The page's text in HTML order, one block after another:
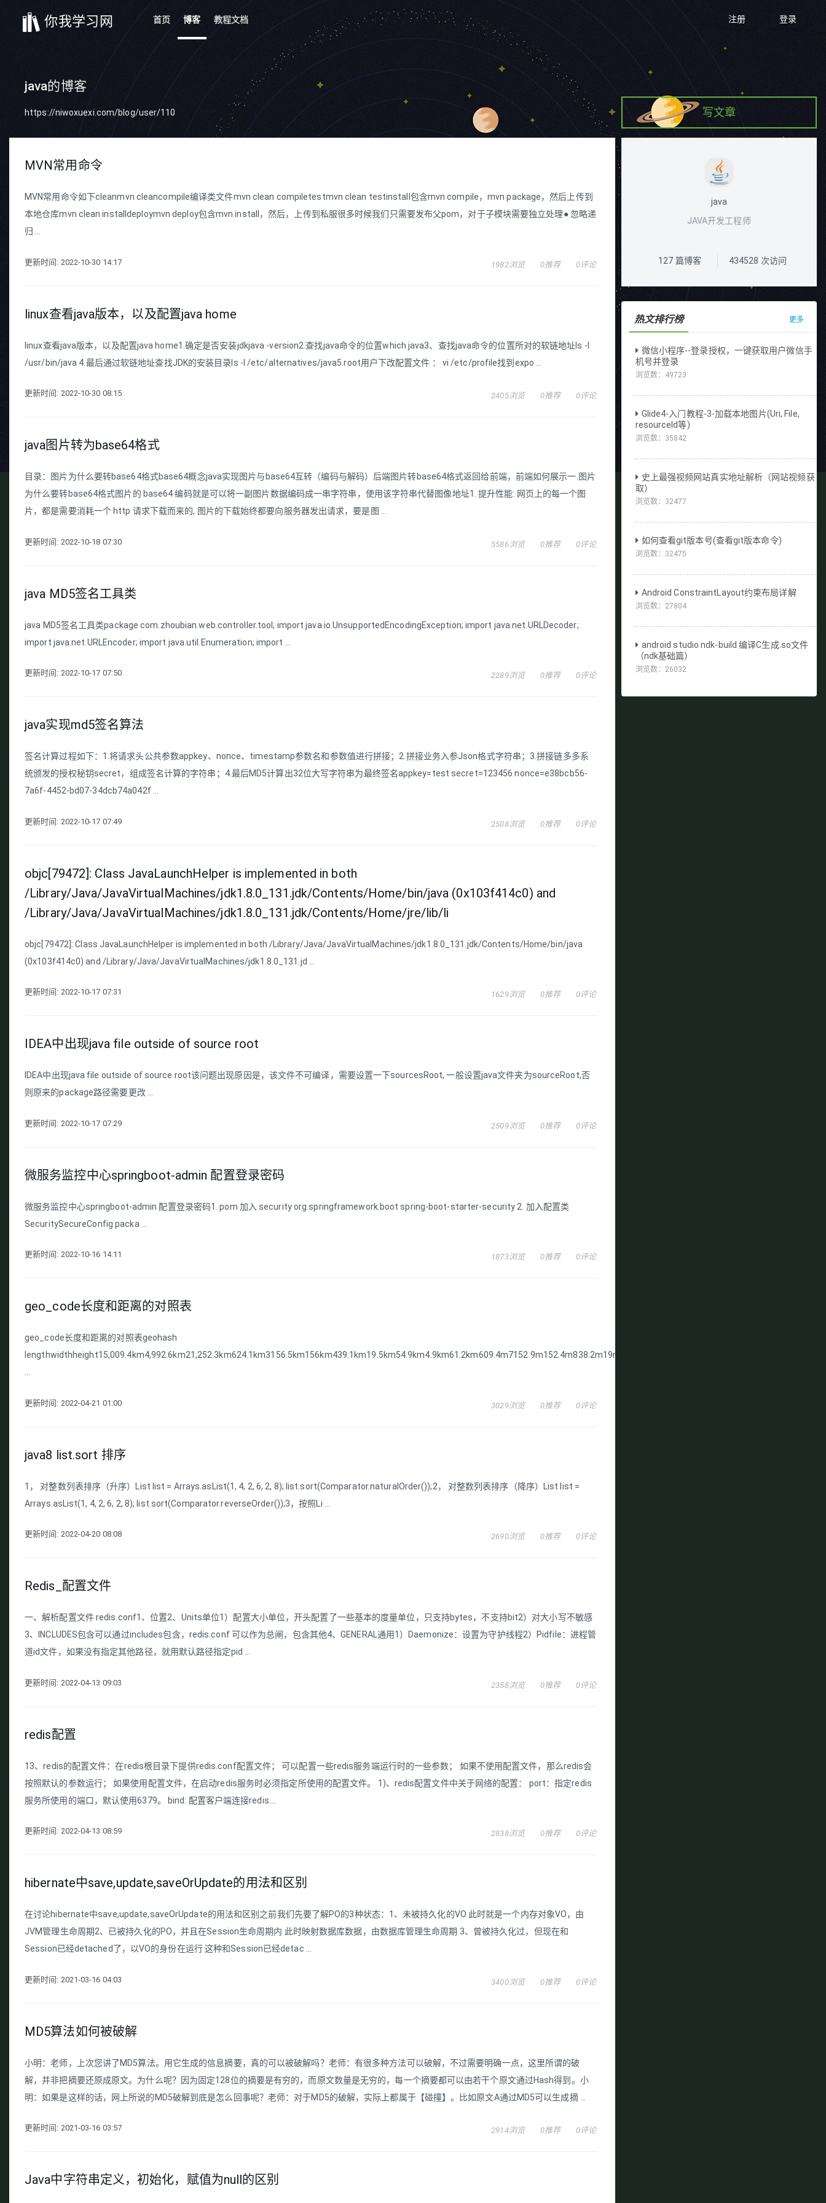
你我学习网 首页 博客 教程文档 登录
注册
java的博客
https://niwoxuexi.com/blog/user/110
MVN常用命令
MVN常用命令如下cleanmvn cleancompile编译类文件mvn clean compiletestmvn clean testinstall包含mvn compile，mvn package，然后上传到
本地仓库mvn clean installdeploymvn deploy包含mvn install，然后，上传到私服很多时候我们只需要发布父pom，对于子模块需要独立处理● 忽略递
归 ...
更新时间: 2022-10-30 14:17 1982浏览 0推荐 0评论
linux查看java版本，以及配置java home
linux查看java版本，以及配置java home1.确定是否安装jdkjava -version2.查找java命令的位置which java3、查找java命令的位置所对的软链地址ls -l
/usr/bin/java 4.最后通过软链地址查找JDK的安装目录ls -l /etc/alternatives/java5.root用户下改配置文件 ： vi /etc/profile找到expo ...
更新时间: 2022-10-30 08:15 2405浏览 0推荐 0评论
java图片转为base64格式
目录：图片为什么要转base64格式base64概念java实现图片与base64互转（编码与解码）后端图片转base64格式返回给前端，前端如何展示一.图片
为什么要转base64格式图片的 base64 编码就是可以将一副图片数据编码成一串字符串，使用该字符串代替图像地址1. 提升性能: 网页上的每一个图
片，都是需要消耗一个 http 请求下载而来的, 图片的下载始终都要向服务器发出请求，要是图 ...
更新时间: 2022-10-18 07:30 5586浏览 0推荐 0评论
java MD5签名工具类
java MD5签名工具类package com.zhoubian.web.controller.tool; import java.io.UnsupportedEncodingException; import java.net.URLDecoder;
import java.net.URLEncoder; import java.util.Enumeration; import ...
更新时间: 2022-10-17 07:50 2289浏览 0推荐 0评论
java实现md5签名算法
签名计算过程如下：1.将请求头公共参数appkey、nonce、timestamp参数名和参数值进行拼接；2.拼接业务入参Json格式字符串；3.拼接链多多系
统颁发的授权秘钥secret，组成签名计算的字符串；4.最后MD5计算出32位大写字符串为最终签名appkey=test secret=123456 nonce=e38bcb56-
7a6f-4452-bd07-34dcb74a042f ...
更新时间: 2022-10-17 07:49 2508浏览 0推荐 0评论
​objc[79472]: Class JavaLaunchHelper is implemented in both
/Library/Java/JavaVirtualMachines/jdk1.8.0_131.jdk/Contents/Home/bin/java (0x103f414c0) and
/Library/Java/JavaVirtualMachines/jdk1.8.0_131.jdk/Contents/Home/jre/lib/li
objc[79472]: Class JavaLaunchHelper is implemented in both /Library/Java/JavaVirtualMachines/jdk1.8.0_131.jdk/Contents/Home/bin/java
(0x103f414c0) and /Library/Java/JavaVirtualMachines/jdk1.8.0_131.jd ...
更新时间: 2022-10-17 07:31 1629浏览 0推荐 0评论
IDEA中出现java file outside of source root
IDEA中出现java file outside of source root该问题出现原因是，该文件不可编译，需要设置一下sourcesRoot, 一般设置java文件夹为sourceRoot,否
则原来的package路径需要更改 ...
更新时间: 2022-10-17 07:29 2509浏览 0推荐 0评论
微服务监控中心springboot-admin 配置登录密码
微服务监控中心springboot-admin 配置登录密码1. pom 加入 security org.springframework.boot spring-boot-starter-security 2. 加入配置类
SecuritySecureConfig packa ...
更新时间: 2022-10-16 14:11 1873浏览 0推荐 0评论
geo_code长度和距离的对照表
geo_code长度和距离的对照表geohash
更新时间: 2022-04-21 01:00 3029浏览 0推荐 0评论
java8 list.sort 排序
1， 对整数列表排序（升序）List list = Arrays.asList(1, 4, 2, 6, 2, 8); list.sort(Comparator.naturalOrder());2， 对整数列表排序（降序）List list =
Arrays.asList(1, 4, 2, 6, 2, 8); list.sort(Comparator.reverseOrder());3，按照Li ...
更新时间: 2022-04-20 08:08 2690浏览 0推荐 0评论
Redis_配置文件
一、解析配置文件 redis.conf1、位置2、Units单位1）配置大小单位，开头配置了一些基本的度量单位，只支持bytes，不支持bit2）对大小写不敏感
3、INCLUDES包含可以通过includes包含，redis.conf 可以作为总闸，包含其他4、GENERAL通用1）Daemonize：设置为守护线程2）Pidfile：进程管
道id文件，如果没有指定其他路径，就用默认路径指定pid ...
更新时间: 2022-04-13 09:03 2358浏览 0推荐 0评论
redis配置
13、redis的配置文件：在redis根目录下提供redis.conf配置文件； 可以配置一些redis服务端运行时的一些参数； 如果不使用配置文件，那么redis会
按照默认的参数运行； 如果使用配置文件，在启动redis服务时必须指定所使用的配置文件。 1)、redis配置文件中关于网络的配置： port：指定redis
服务所使用的端口，默认使用6379。 bind: 配置客户端连接redis ...
更新时间: 2022-04-13 08:59 2838浏览 0推荐 0评论
hibernate中save,update,saveOrUpdate的用法和区别
在讨论hibernate中save,update,saveOrUpdate的用法和区别之前我们先要了解PO的3种状态：1、未被持久化的VO 此时就是一个内存对象VO，由
JVM管理生命周期2、已被持久化的PO，并且在Session生命周期内 此时映射数据库数据，由数据库管理生命周期 3、曾被持久化过，但现在和
Session已经detached了，以VO的身份在运行 这种和Session已经detac ...
更新时间: 2021-03-16 04:03 3400浏览 0推荐 0评论
MD5算法如何被破解
小明：老师，上次您讲了MD5算法。用它生成的信息摘要，真的可以被破解吗？老师：有很多种方法可以破解，不过需要明确一点，这里所谓的破
解，并非把摘要还原成原文。为什么呢？因为固定128位的摘要是有穷的，而原文数量是无穷的，每一个摘要都可以由若干个原文通过Hash得到。小
明：如果是这样的话，网上所说的MD5破解到底是怎么回事呢？老师：对于MD5的破解，实际上都属于【碰撞】。比如原文A通过MD5可以生成摘 ...
更新时间: 2021-03-16 03:57 2914浏览 0推荐 0评论
Java中字符串定义，初始化，赋值为null的区别
写文章
java
JAVA开发工程师
127 篇博客 434528 次访问
热文排行榜 更多
微信小程序--登录授权，一键获取用户微信手
机号并登录
浏览数： 49723
Glide4-入门教程-3-加载本地图片(Uri, File,
resourceId等)
浏览数： 35842
史上最强视频网站真实地址解析（网站视频获
取）
浏览数： 32477
如何查看git版本号(查看git版本命令)
浏览数： 32475
Android ConstraintLayout约束布局详解
浏览数： 27804
android studio ndk-build 编译C生成.so文件
（ndk基础篇）
浏览数： 26032